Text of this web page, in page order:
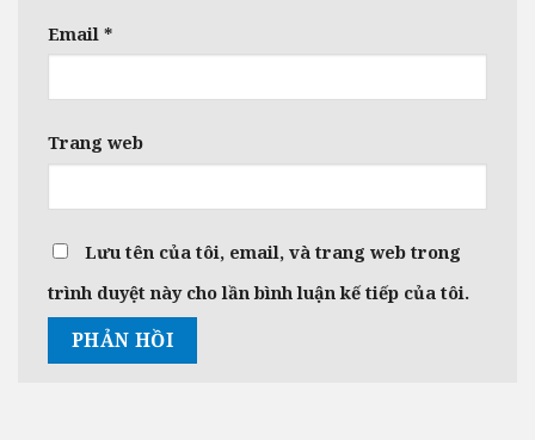
Email *
Trang web
Lưu tên của tôi, email, và trang web trong
trình duyệt này cho lần bình luận kế tiếp của tôi.